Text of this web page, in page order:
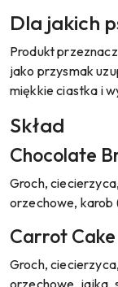
Dla jakich
Produkt
jako przysmak
miękkie ciastka i
Skład
Chocolate
Groch,
orzechowe, karob
Carrot Cake
Groch,
orzechowe, jajka,